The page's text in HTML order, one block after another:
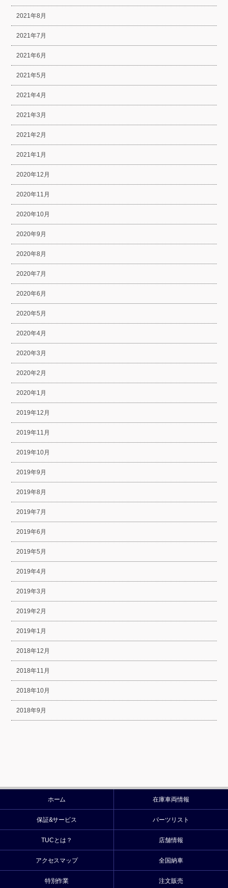
2021年8月
2021年7月
2021年6月
2021年5月
2021年4月
2021年3月
2021年2月
2021年1月
2020年12月
2020年11月
2020年10月
2020年9月
2020年8月
2020年7月
2020年6月
2020年5月
2020年4月
2020年3月
2020年2月
2020年1月
2019年12月
2019年11月
2019年10月
2019年9月
2019年8月
2019年7月
2019年6月
2019年5月
2019年4月
2019年3月
2019年2月
2019年1月
2018年12月
2018年11月
2018年10月
2018年9月
ホーム 在庫車両情報
保証&サービス パーツリスト
TUCとは？ 店舗情報
アクセスマップ 全国納車
特別作業 注文販売